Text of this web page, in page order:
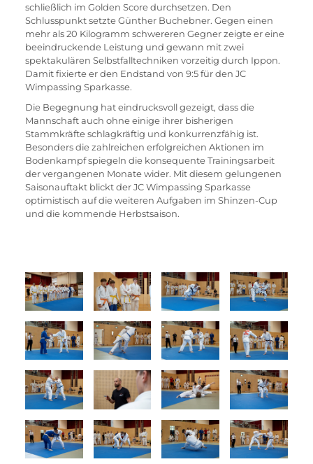
schließlich im Golden Score durchsetzen. Den
Schlusspunkt setzte Günther Buchebner. Gegen einen
mehr als 20 Kilogramm schwereren Gegner zeigte er eine
beeindruckende Leistung und gewann mit zwei
spektakulären Selbstfalltechniken vorzeitig durch Ippon.
Damit fixierte er den Endstand von 9:5 für den JC
Wimpassing Sparkasse.
Die Begegnung hat eindrucksvoll gezeigt, dass die
Mannschaft auch ohne einige ihrer bisherigen
Stammkräfte schlagkräftig und konkurrenzfähig ist.
Besonders die zahlreichen erfolgreichen Aktionen im
Bodenkampf spiegeln die konsequente Trainingsarbeit
der vergangenen Monate wider. Mit diesem gelungenen
Saisonauftakt blickt der JC Wimpassing Sparkasse
optimistisch auf die weiteren Aufgaben im Shinzen-Cup
und die kommende Herbstsaison.